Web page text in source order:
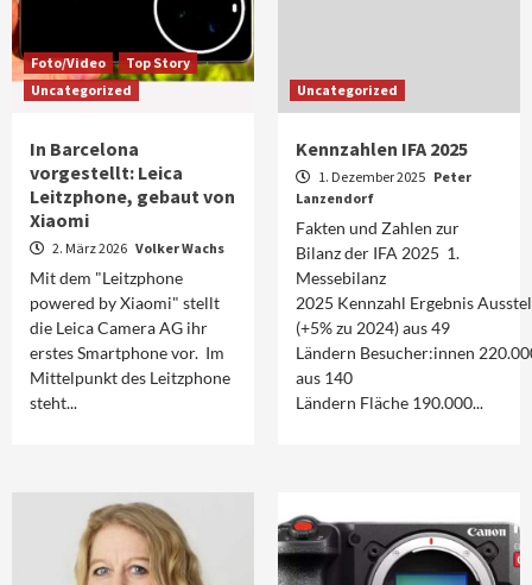
Foto/Video
Top Story
Uncategorized
In Barcelona
vorgestellt: Leica
Leitzphone, gebaut von
Xiaomi
2. März 2026 Volker Wachs
Mit dem "Leitzphone
powered by Xiaomi" stellt
die Leica Camera AG ihr
erstes Smartphone vor. Im
Mittelpunkt des Leitzphone
steht...
Uncategorized
Kennzahlen IFA 2025
1. Dezember 2025 Peter
Lanzendorf
Fakten und Zahlen zur
Bilanz der IFA 2025 1.
Messebilanz
2025 Kennzahl Ergebnis
(+5% zu 2024) aus 49
Ländern Besucher:innen
aus 140
Ländern Fläche 190.000...